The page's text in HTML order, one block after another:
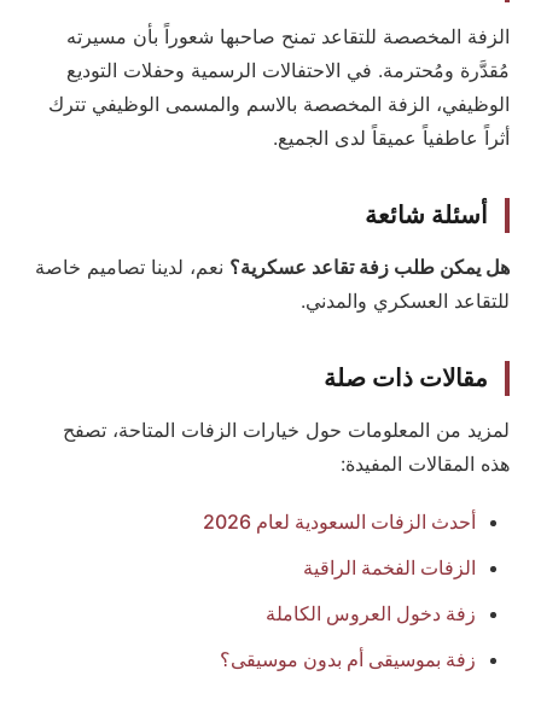
الزفة المخصصة للتقاعد تمنح صاحبها شعوراً بأن مسيرته
مُقدَّرة ومُحترمة. في الاحتفالات الرسمية وحفلات التوديع
الوظيفي، الزفة المخصصة بالاسم والمسمى الوظيفي تترك
أثراً عاطفياً عميقاً لدى الجميع.
أسئلة شائعة
هل يمكن طلب زفة تقاعد عسكرية؟ نعم، لدينا تصاميم خاصة
للتقاعد العسكري والمدني.
مقالات ذات صلة
لمزيد من المعلومات حول خيارات الزفات المتاحة، تصفح
هذه المقالات المفيدة:
أحدث الزفات السعودية لعام 2026
الزفات الفخمة الراقية
زفة دخول العروس الكاملة
زفة بموسيقى أم بدون موسيقى؟